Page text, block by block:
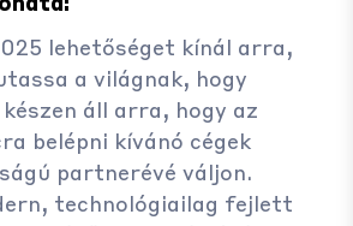
lehetőséget kínál arra,
a világnak, hogy
áll arra, hogy az
belépni kívánó cégek
partnerévé váljon.
technológiailag fejlett